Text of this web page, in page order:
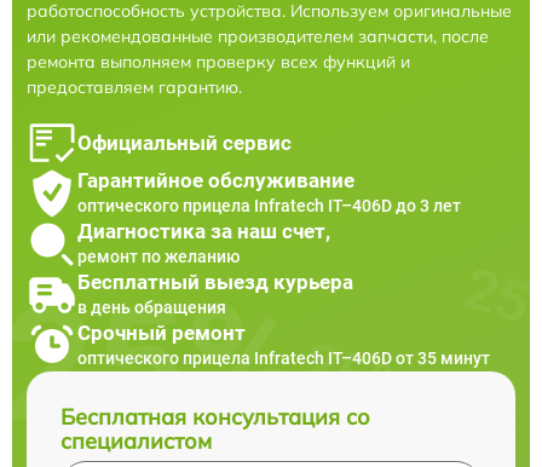
работоспособность устройства. Используем оригинальные
или рекомендованные производителем запчасти, после
ремонта выполняем проверку всех функций и
предоставляем гарантию.
Официальный сервис
Гарантийное обслуживание
оптического прицела Infratech IT–406D до 3 лет
Диагностика за наш счет,
ремонт по желанию
Бесплатный выезд курьера
в день обращения
Срочный ремонт
оптического прицела Infratech IT–406D от 35 минут
Бесплатная консультация со
специалистом